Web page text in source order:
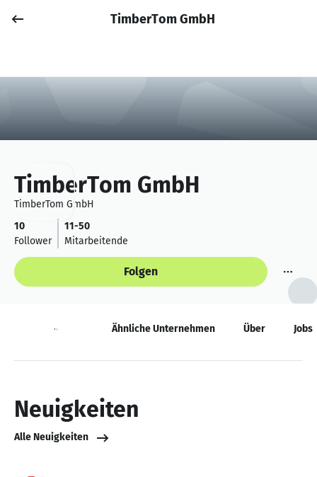
Anmelden
TimberTom GmbH
TimberTom GmbH
TimberTom GmbH
10
Follower
11-50
Mitarbeitende
Folgen
Neuigkeiten Ähnliche Unternehmen Über Jobs
Neuigkeiten
Alle Neuigkeiten